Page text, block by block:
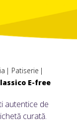
Patiserie
E-free
autentice de
curată.